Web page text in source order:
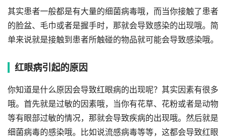
其实患者一般都是有大量的细菌病毒哦，而当你接触了患者
的脸盆、毛巾或者是握手时，那就会导致感染的出现哦。简
单来说就是接触到患者所触碰的物品就可能会导致感染哦。
红眼病引起的原因
你知道是什么原因会导致红眼病的出现呢？其实因素有很多
哦。首先就是过敏的因素哦，当你有花草、花粉或者是动物
等有眼部过敏的情况，那就会导致疾病的出现哦。然后就是
细菌病毒的感染哦。比如说流感病毒等等，这都会导致红眼